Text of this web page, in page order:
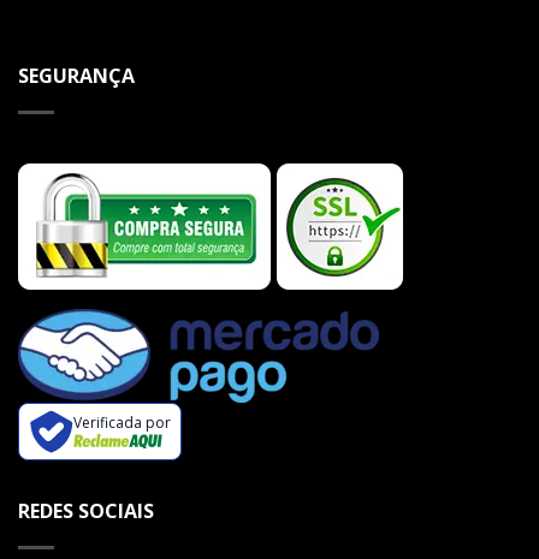
SEGURANÇA
Verificada por
REDES SOCIAIS